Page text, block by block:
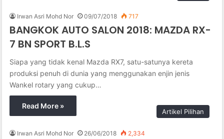
Irwan Asri Mohd Nor 09/07/2018 717
BANGKOK AUTO SALON 2018: MAZDA RX-
7 BN SPORT B.L.S
Siapa yang tidak kenal Mazda RX7, satu-satunya kereta
produksi penuh di dunia yang menggunakan enjin jenis
Wankel rotary yang cukup…
Read More »
Artikel Pilihan
Irwan Asri Mohd Nor 26/06/2018 2,334